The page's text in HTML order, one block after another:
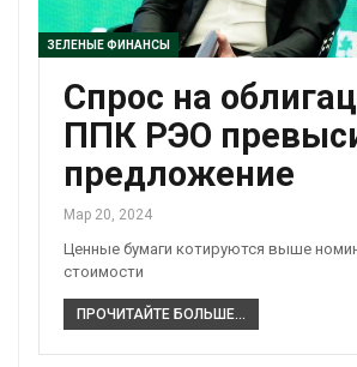
ЗЕЛЕНЫЕ ФИНАНСЫ
Спрос на
ППК РЭО
предложение
Мар 20, 2024
Ценные бумаги котируются выше
стоимости
ПРОЧИТАЙТЕ БОЛЬШЕ...